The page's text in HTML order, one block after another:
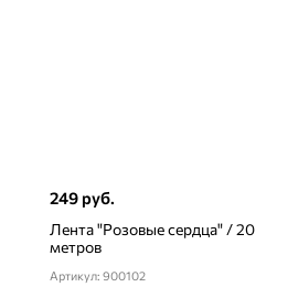
249 руб.
Лента "Розовые сердца" / 20
метров
Артикул: 900102